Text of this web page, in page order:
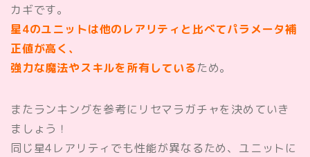
カギです。
星4のユニットは他のレアリティと比べてパラメータ補
正値が高く、
強力な魔法やスキルを所有しているため。
またランキングを参考にリセマラガチャを決めていき
ましょう！
同じ星4レアリティでも性能が異なるため、ユニットに